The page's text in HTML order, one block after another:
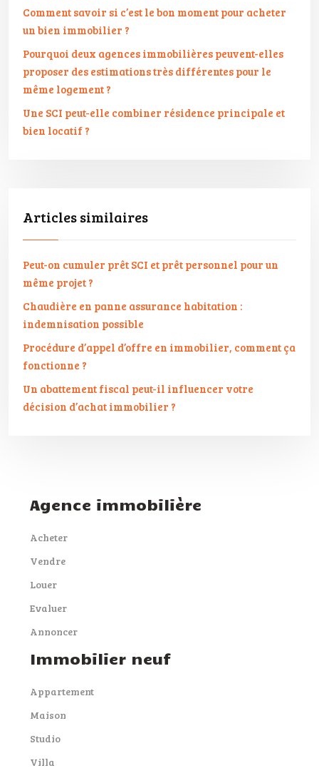
Comment savoir si c’est le bon moment pour acheter
un bien immobilier ?
Pourquoi deux agences immobilières peuvent-elles
proposer des estimations très différentes pour le
même logement ?
Une SCI peut-elle combiner résidence principale et
bien locatif ?
Articles similaires
Peut-on cumuler prêt SCI et prêt personnel pour un
même projet ?
Chaudière en panne assurance habitation :
indemnisation possible
Procédure d’appel d’offre en immobilier, comment ça
fonctionne ?
Un abattement fiscal peut-il influencer votre
décision d’achat immobilier ?
Agence immobilière
Acheter
Vendre
Louer
Evaluer
Annoncer
Immobilier neuf
Appartement
Maison
Studio
Villa